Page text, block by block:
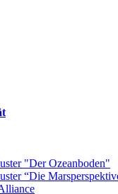
"Der Ozeanboden"
“Die